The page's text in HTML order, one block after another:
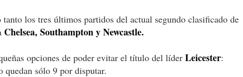
los tres últimos partidos del actual segundo clasificado de
Chelsea, Southampton y Newcastle.
opciones de poder evitar el título del líder Leicester:
quedan sólo 9 por disputar.